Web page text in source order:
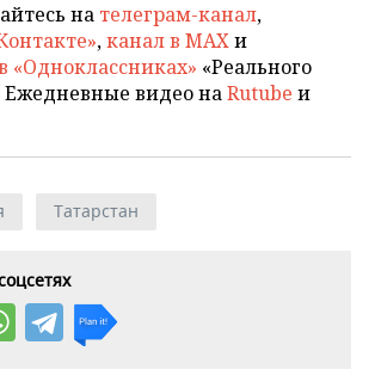
на телеграм-канал,
,канал в MAXи
«Одноклассниках» «Реального
Ежедневные видео наRutube и
Татарстан